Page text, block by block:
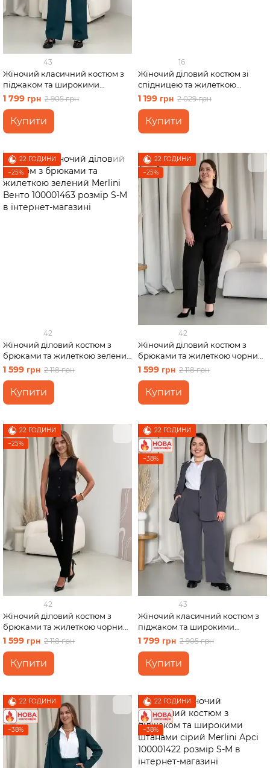
43
Жіночий класичний костюм з
піджаком та широкими
штанами зелений Merlini Арсі
100001423 розмір S-M
1 799 грн 2 905 грн
Купити
16
Жіночий діловий костюм зі
спідницею та жилеткою
чорний Merlini Ларете
100001441 розмір S-M
1 199 грн 2 029 грн
Купити
22 ГОДИНИ
−25%
42
Жіночий діловий костюм з
брюками та жилеткою зелений
Merlini Венто 100001463 розмір
1 599 грн 2 118 грн
Купити
22 ГОДИНИ
−25%
42
Жіночий діловий костюм з
брюками та жилеткою чорний
Merlini Венто 100001461 розмір
2XL-3XL
1 599 грн 2 118 грн
Купити
22 ГОДИНИ
−25%
42
Жіночий діловий костюм з
брюками та жилеткою чорний
Merlini Венто 100001461 розмір
1 599 грн 2 118 грн
Купити
22 ГОДИНИ
−38%
43
Жіночий класичний костюм з
піджаком та широкими
штанами сірий Merlini Арсі
100001422 розмір 2XL-3XL
1 799 грн 2 905 грн
Купити
22 ГОДИНИ
−38%
22 ГОДИНИ
−38%